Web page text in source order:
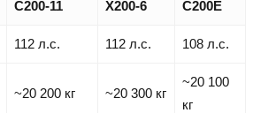
C200-11
X200-6
C200E
112 л.с. 112 л.с. 108 л.с.
~20 200 кг ~20 300 кг
~20 100
кг